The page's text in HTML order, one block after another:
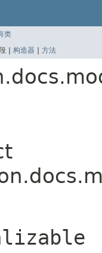
类
| 构造器 | 方法